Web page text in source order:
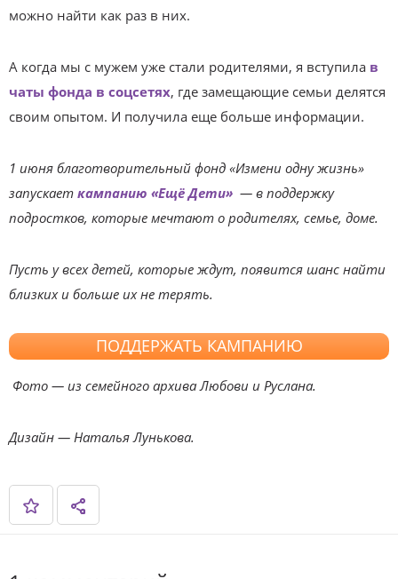
можно найти как раз в них.
А когда мы с мужем уже стали родителями, я вступила в
чаты фонда в соцсетях, где замещающие семьи делятся
своим опытом. И получила еще больше информации.
1 июня благотворительный фонд «Измени одну жизнь»
запускает кампанию «Ещё Дети» — в поддержку
подростков, которые мечтают о родителях, семье, доме.
Пусть у всех детей, которые ждут, появится шанс найти
близких и больше их не терять.
ПОДДЕРЖАТЬ КАМПАНИЮ
Фото — из семейного архива Любови и Руслана.
Дизайн — Наталья Лунькова.